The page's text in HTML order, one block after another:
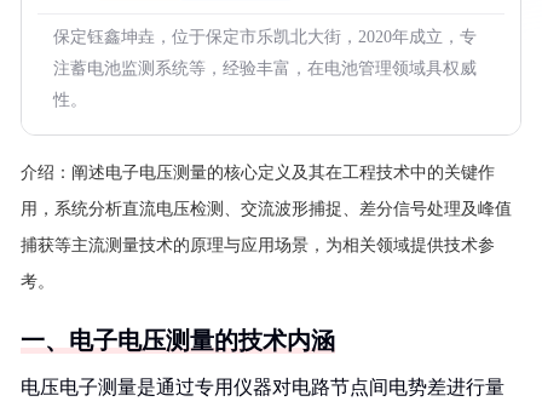
保定钰鑫坤垚，位于保定市乐凯北大街，2020年成立，专
注蓄电池监测系统等，经验丰富，在电池管理领域具权威
性。
介绍： 阐述电子电压测量的核心定义及其在工程技术中的关键作
用，系统分析直流电压检测、交流波形捕捉、差分信号处理及峰值
捕获等主流测量技术的原理与应用场景，为相关领域提供技术参
考。
一、电子电压测量的技术内涵
电压电子测量是通过专用仪器对电路节点间电势差进行量